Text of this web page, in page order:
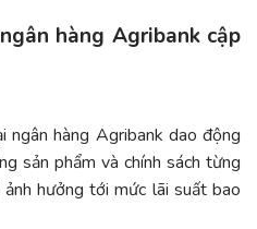
hàng Agribank cập
hàng Agribank dao động
sản phẩm và chính sách từng
hưởng tới mức lãi suất bao